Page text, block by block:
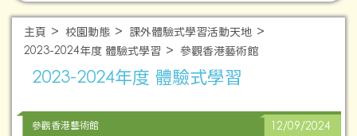
主頁 校園動態
課外體驗式學習活動天地
2023-2024年度 體驗式學習
參觀香港藝術館
2023-2024年度 體驗式學習
參觀香港藝術館 12/09/2024